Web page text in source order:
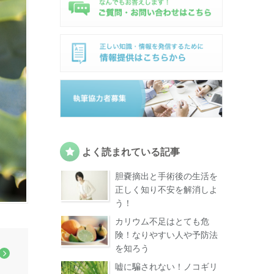
よく読まれている記事
胆嚢摘出と手術後の生活を
正しく知り不安を解消しよ
う！
カリウム不足はとても危
険！なりやすい人や予防法
を知ろう
嘘に騙されない！ノコギリ